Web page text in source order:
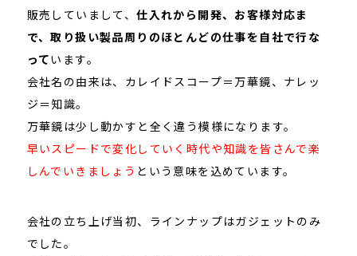
販売していまして、仕入れから開発、お客様対応ま
で、取り扱い製品周りのほとんどの仕事を自社で行な
っています。
会社名の由来は、カレイドスコープ＝万華鏡、ナレッ
ジ＝知識。
万華鏡は少し動かすと全く違う模様になります。
早いスピードで変化していく時代や知識を皆さんで楽
しんでいきましょう という意味を込めています。
会社の立ち上げ当初、ラインナップはガジェットのみ
でした。